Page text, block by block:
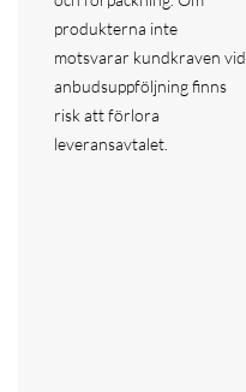
produkterna inte
motsvarar kundkraven vid
anbudsuppföljning finns
risk att förlora
leveransavtalet.